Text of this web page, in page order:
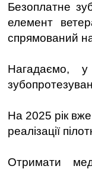
Безоплатне
елемент
спрямований
Нагадаємо, у
На 2025 рік
реалізації
Отримати